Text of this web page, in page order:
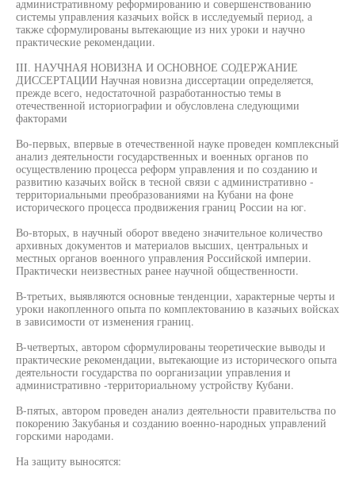
административному реформированию и совершенствованию
системы управления казачьих войск в исследуемый период, а
также сформулированы вытекающие из них уроки и научно
практические рекомендации.
III. НАУЧНАЯ НОВИЗНА И ОСНОВНОЕ СОДЕРЖАНИЕ
ДИССЕРТАЦИИ Научная новизна диссертации определяется,
прежде всего, недостаточной разработанностью темы в
отечественной историографии и обусловлена следующими
факторами
Во-первых, впервые в отечественной науке проведен комплексный
анализ деятельности государственных и военных органов по
осуществлению процесса реформ управления и по созданию и
развитию казачьих войск в тесной связи с административно -
территориальными преобразованиями на Кубани на фоне
исторического процесса продвижения границ России на юг.
Во-вторых, в научный оборот введено значительное количество
архивных документов и материалов высших, центральных и
местных органов военного управления Российской империи.
Практически неизвестных ранее научной общественности.
В-третьих, выявляются основные тенденции, характерные черты и
уроки накопленного опыта по комплектованию в казачьих войсках
в зависимости от изменения границ.
В-четвертых, автором сформулированы теоретические выводы и
практические рекомендации, вытекающие из исторического опыта
деятельности государства по оорганизации управления и
административно -территориальному устройству Кубани.
В-пятых, автором проведен анализ деятельности правительства по
покорению Закубанья и созданию военно-народных управлений
горскими народами.
На защиту выносятся: